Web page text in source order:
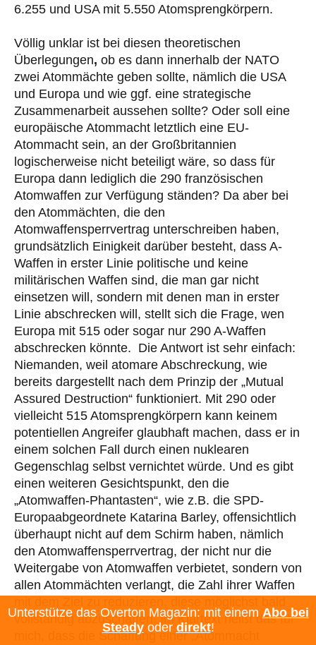
6.255 und USA mit 5.550 Atomsprengkörpern.
Völlig unklar ist bei diesen theoretischen
Überlegungen, ob es dann innerhalb der NATO
zwei Atommächte geben sollte, nämlich die USA
und Europa und wie ggf. eine strategische
Zusammenarbeit aussehen sollte? Oder soll eine
europäische Atommacht letztlich eine EU-
Atommacht sein, an der Großbritannien
logischerweise nicht beteiligt wäre, so dass für
Europa dann lediglich die 290 französischen
Atomwaffen zur Verfügung ständen? Da aber bei
den Atommächten, die den
Atomwaffensperrvertrag unterschreiben haben,
grundsätzlich Einigkeit darüber besteht, dass A-
Waffen in erster Linie politische und keine
militärischen Waffen sind, die man gar nicht
einsetzen will, sondern mit denen man in erster
Linie abschrecken will, stellt sich die Frage, wen
Europa mit 515 oder sogar nur 290 A-Waffen
abschrecken könnte. Die Antwort ist sehr einfach:
Niemanden, weil atomare Abschreckung, wie
bereits dargestellt nach dem Prinzip der „Mutual
Assured Destruction“ funktioniert. Mit 290 oder
vielleicht 515 Atomsprengkörpern kann keinem
potentiellen Angreifer glaubhaft machen, dass er in
einem solchen Fall durch einen nuklearen
Gegenschlag selbst vernichtet würde. Und es gibt
einen weiteren Gesichtspunkt, den die
„Atomwaffen-Phantasten“, wie z.B. die SPD-
Europaabgeordnete Katarina Barley, offensichtlich
überhaupt nicht auf dem Schirm haben, nämlich
den Atomwaffensperrvertrag, der nicht nur die
Weitergabe von Atomwaffen verbietet, sondern von
allen Atommächten verlangt, die Zahl ihrer Waffen
vollständig abzuschaffen. Im Klartext heißt das für
mich, dass die Schaffung einer „Atommacht
Unterstütze das Overton Magazin: mit einem Abo bei
Steadyoder direkt!